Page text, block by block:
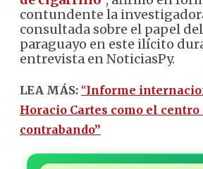
contundente la
consultada sobre el papel
paraguayo en este ilícito
entrevista en NoticiasPy.
LEA MÁS: “Informe
Horacio Cartes como el centro
contrabando”